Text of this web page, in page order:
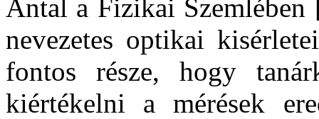
Antal a Fizikai Szemlében
nevezetes optikai
fontos része, hogy
kiértékelni a mérések